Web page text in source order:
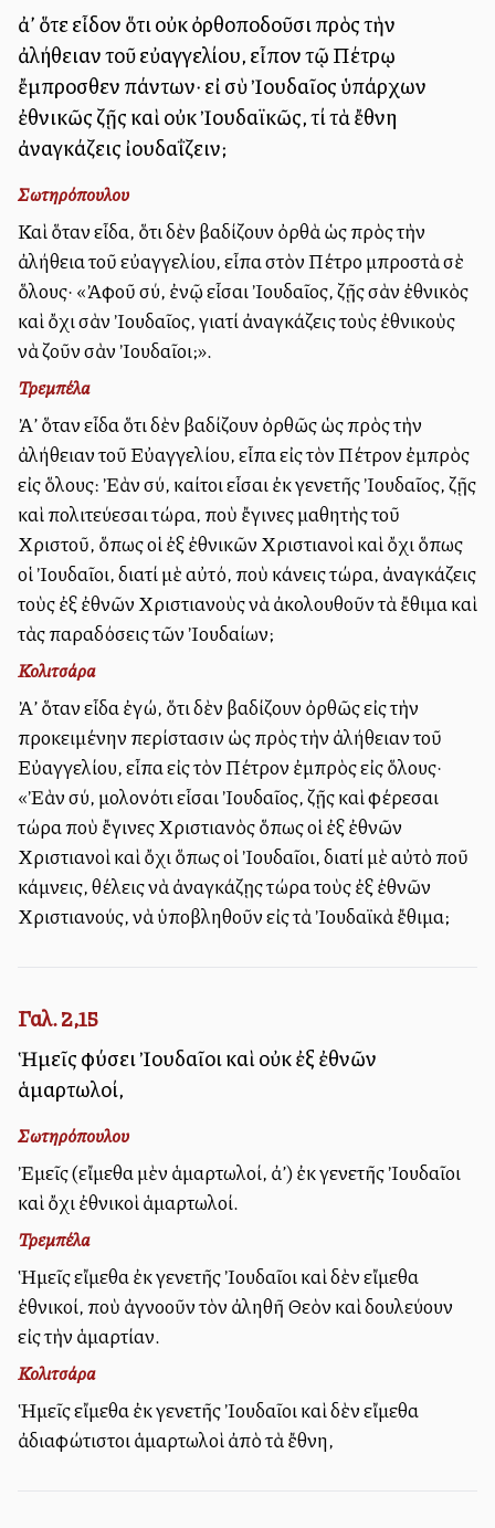
ἀλλ’ ὅτε εἶδον ὅτι οὐκ ὀρθοποδοῦσι πρὸς τὴν
ἀλήθειαν τοῦ εὐαγγελίου, εἶπον τῷ Πέτρῳ
ἔμπροσθεν πάντων· εἰ σὺ Ἰουδαῖος ὑπάρχων
ἐθνικῶς ζῇς καὶ οὐκ Ἰουδαϊκῶς, τί τὰ ἔθνη
ἀναγκάζεις ἰουδαΐζειν;
Σωτηρόπουλου
Καὶ ὅταν εἶδα, ὅτι δὲν βαδίζουν ὀρθὰ ὡς πρὸς τὴν
ἀλήθεια τοῦ εὐαγγελίου, εἶπα στὸν Πέτρο μπροστὰ σὲ
ὅλους· «Ἀφοῦ σύ, ἐνῷ εἶσαι Ἰουδαῖος, ζῇς σὰν ἐθνικὸς
καὶ ὄχι σὰν Ἰουδαῖος, γιατί ἀναγκάζεις τοὺς ἐθνικοὺς
νὰ ζοῦν σὰν Ἰουδαῖοι;».
Τρεμπέλα
Ἀλλ’ ὅταν εἶδα ὅτι δὲν βαδίζουν ὀρθῶς ὡς πρὸς τὴν
ἀλήθειαν τοῦ Εὐαγγελίου, εἶπα εἰς τὸν Πέτρον ἐμπρὸς
εἰς ὅλους: Ἐὰν σύ, καίτοι εἶσαι ἐκ γενετῆς Ἰουδαῖος, ζῇς
καὶ πολιτεύεσαι τώρα, ποὺ ἔγινες μαθητὴς τοῦ
Χριστοῦ, ὅπως οἱ ἐξ ἐθνικῶν Χριστιανοὶ καὶ ὄχι ὅπως
οἱ Ἰουδαῖοι, διατί μὲ αὐτό, ποὺ κάνεις τώρα, ἀναγκάζεις
τοὺς ἐξ ἐθνῶν Χριστιανοὺς νὰ ἀκολουθοῦν τὰ ἔθιμα καὶ
τὰς παραδόσεις τῶν Ἰουδαίων;
Κολιτσάρα
Ἀλλ’ ὅταν εἶδα ἐγώ, ὅτι δὲν βαδίζουν ὀρθῶς εἰς τὴν
προκειμένην περίστασιν ὡς πρὸς τὴν ἀλήθειαν τοῦ
Εὐαγγελίου, εἶπα εἰς τὸν Πέτρον ἐμπρὸς εἰς ὅλους·
«Ἐὰν σύ, μολονότι εἶσαι Ἰουδαῖος, ζῇς καὶ φέρεσαι
τώρα ποὺ ἔγινες Χριστιανὸς ὅπως οἱ ἐξ ἐθνῶν
Χριστιανοὶ καὶ ὄχι ὅπως οἱ Ἰουδαῖοι, διατί μὲ αὐτὸ ποῦ
κάμνεις, θέλεις νὰ ἀναγκάζῃς τώρα τοὺς ἐξ ἐθνῶν
Χριστιανούς, νὰ ὑποβληθοῦν εἰς τὰ Ἰουδαϊκὰ ἔθιμα;
Γαλ. 2,15
Ἡμεῖς φύσει Ἰουδαῖοι καὶ οὐκ ἐξ ἐθνῶν
ἁμαρτωλοί,
Σωτηρόπουλου
Ἐμεῖς (εἴμεθα μὲν ἁμαρτωλοί, ἀλλ’) ἐκ γενετῆς Ἰουδαῖοι
καὶ ὄχι ἐθνικοὶ ἁμαρτωλοί.
Τρεμπέλα
Ἡμεῖς εἴμεθα ἐκ γενετῆς Ἰουδαῖοι καὶ δὲν εἴμεθα
ἐθνικοί, ποὺ ἀγνοοῦν τὸν ἀληθῆ Θεὸν καὶ δουλεύουν
εἰς τὴν ἁμαρτίαν.
Κολιτσάρα
Ἡμεῖς εἴμεθα ἐκ γενετῆς Ἰουδαῖοι καὶ δὲν εἴμεθα
ἀδιαφώτιστοι ἁμαρτωλοὶ ἀπὸ τὰ ἔθνη,